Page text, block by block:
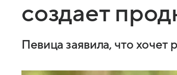
создает
Певица заявила, что хочет